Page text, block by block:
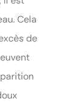
Cela
de